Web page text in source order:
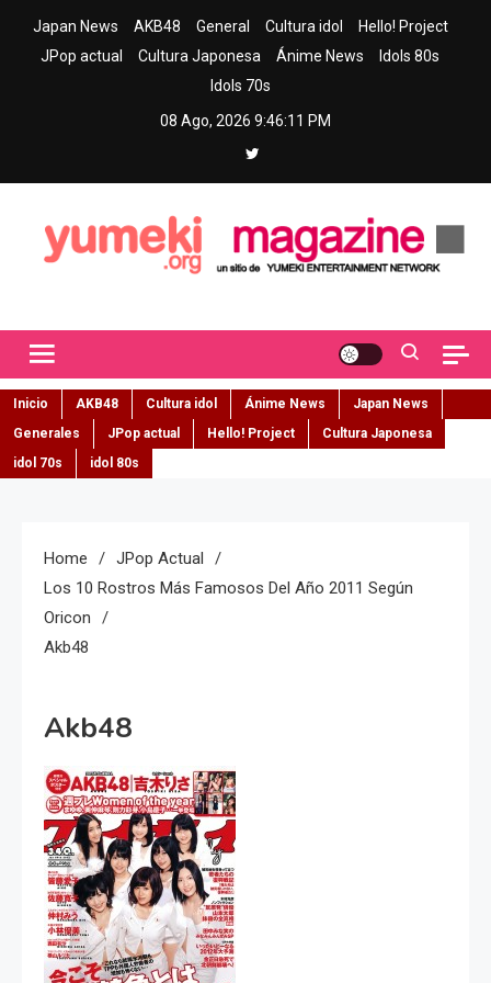
Japan News AKB48 General Cultura idol
Hello! Project
JPop actual
Cultura Japonesa Ánime News
Idols 80s
Idols 70s
08 Ago, 2026 9:46:12 PM
Inicio AKB48 Cultura idol Ánime News
Japan News
Generales
JPop actual Hello! Project
Cultura Japonesa
idol 70s
idol 80s
Home
JPop Actual
Los 10 Rostros Más Famosos Del Año 2011 Según
Oricon
Akb48
Akb48